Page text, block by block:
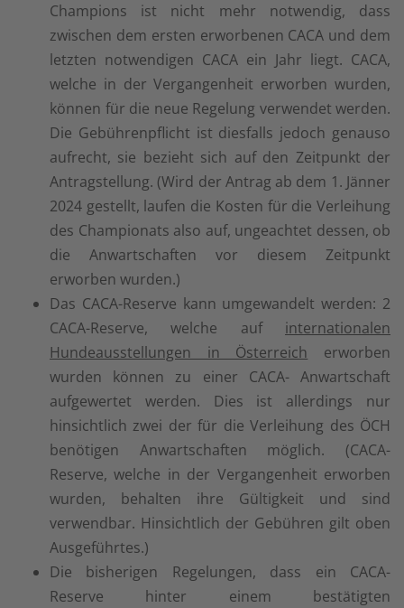
Champions ist nicht mehr notwendig, dass
zwischen dem ersten erworbenen CACA und dem
letzten notwendigen CACA ein Jahr liegt. CACA,
welche in der Vergangenheit erworben wurden,
können für die neue Regelung verwendet werden.
Die Gebührenpflicht ist diesfalls jedoch genauso
aufrecht, sie bezieht sich auf den Zeitpunkt der
Antragstellung. (Wird der Antrag ab dem 1. Jänner
2024 gestellt, laufen die Kosten für die Verleihung
des Championats also auf, ungeachtet dessen, ob
die Anwartschaften vor diesem Zeitpunkt
erworben wurden.)
Das CACA-Reserve kann umgewandelt werden: 2
CACA-Reserve, welche auf internationalen
Hundeausstellungen in Österreich erworben
wurden können zu einer CACA- Anwartschaft
aufgewertet werden. Dies ist allerdings nur
hinsichtlich zwei der für die Verleihung des ÖCH
benötigen Anwartschaften möglich. (CACA-
Reserve, welche in der Vergangenheit erworben
wurden, behalten ihre Gültigkeit und sind
verwendbar. Hinsichtlich der Gebühren gilt oben
Ausgeführtes.)
Die bisherigen Regelungen, dass ein CACA-
Reserve hinter einem bestätigten